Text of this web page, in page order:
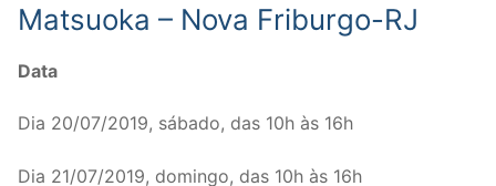
Matsuoka – Nova Friburgo-RJ
Data
Dia 20/07/2019, sábado, das 10h às 16h
Dia 21/07/2019, domingo, das 10h às 16h